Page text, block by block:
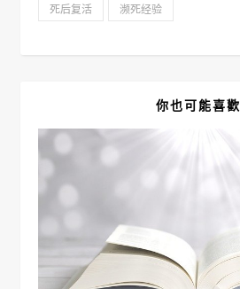
死后复活 濒死经验
你也可能喜歡